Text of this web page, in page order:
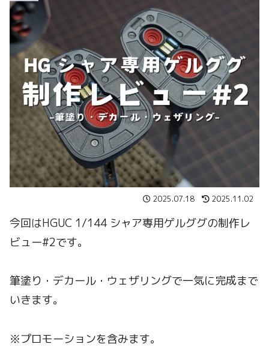
2025.07.18 2025.11.02
今回はHGUC 1/144 シャア専用ゲルググの制作レ
ビュー#2です。
筆塗り・デカール・ウェザリングで一気に完成まで
いきます。
※プロモーションを含みます。